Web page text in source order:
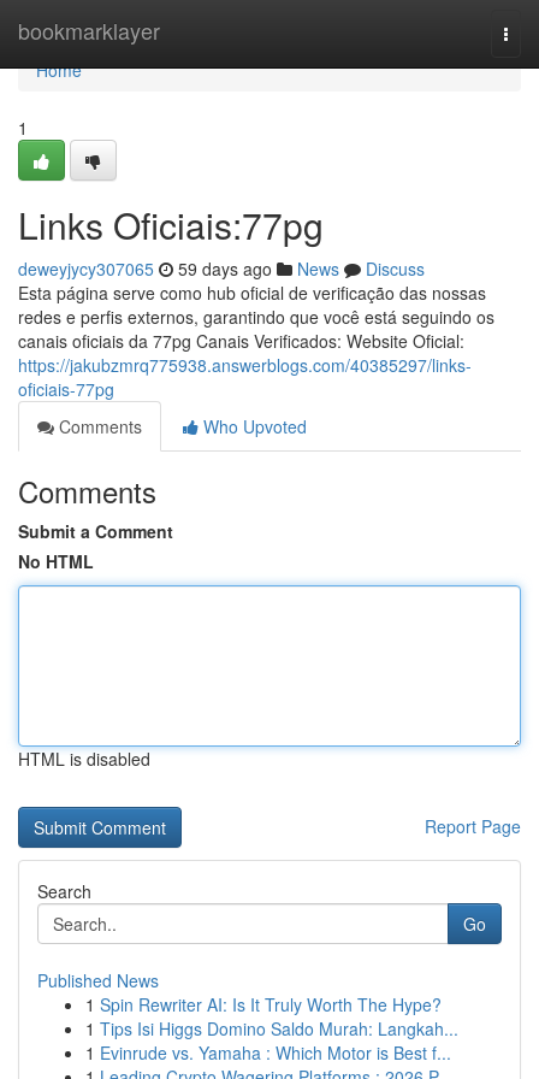
bookmarklayer
Home
Home
1
Links Oficiais:77pg
deweyjycy307065 59 days ago News
Discuss
Esta página serve como hub oficial de verificação das nossas
redes e perfis externos, garantindo que você está seguindo os
canais oficiais da 77pg Canais Verificados: Website Oficial:
https://jakubzmrq775938.answerblogs.com/40385297/links-
oficiais-77pg
Comments
Who Upvoted
Comments
Submit a Comment
No HTML
HTML is disabled
Report Page
Search
Go
Published News
1 Spin Rewriter AI: Is It Truly Worth The Hype?
1 Tips Isi Higgs Domino Saldo Murah: Langkah...
1 Evinrude vs. Yamaha : Which Motor is Best f...